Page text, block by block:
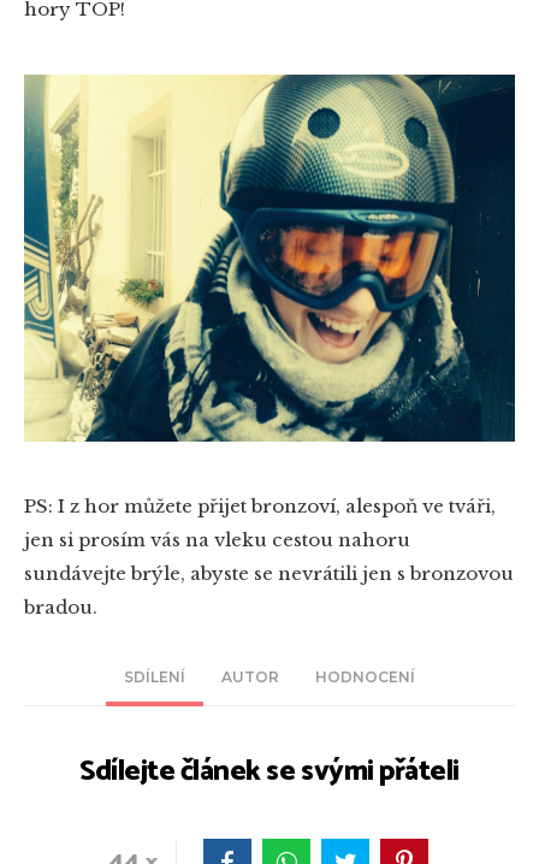
SDÍLENÍ AUTOR HODNOCENÍ
Sdílejte článek se svými přáteli
hory TOP!
PS: I z hor můžete přijet bronzoví, alespoň ve tváři,
jen si prosím vás na vleku cestou nahoru
sundávejte brýle, abyste se nevrátili jen s bronzovou
bradou.